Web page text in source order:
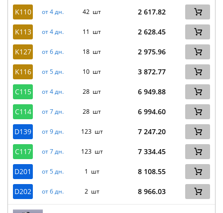
K110
от 4 дн. 42 шт 2 617.82
K113 от 4 дн. 11 шт 2 628.45
K127 от 6 дн. 18 шт 2 975.96
K116 от 5 дн. 10 шт 3 872.77
C115 от 4 дн. 28 шт 6 949.88
C114 от 7 дн. 28 шт 6 994.60
D139 от 9 дн. 123 шт 7 247.20
C117 от 7 дн. 123 шт 7 334.45
D201 от 5 дн. 1 шт 8 108.55
D202 от 6 дн. 2 шт 8 966.03